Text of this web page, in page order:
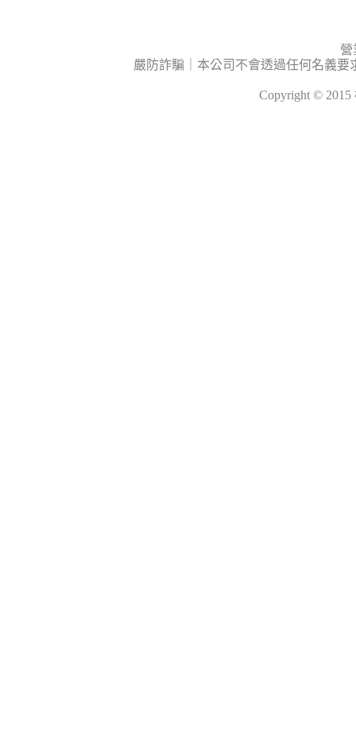
營
嚴防詐騙｜本公司不會透過任何名義
Copyright ©